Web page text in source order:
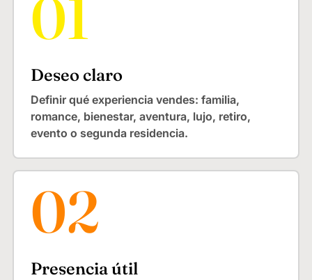
Deseo claro
Definir qué experiencia vendes: familia,
romance, bienestar, aventura, lujo, retiro,
evento o segunda residencia.
Presencia útil